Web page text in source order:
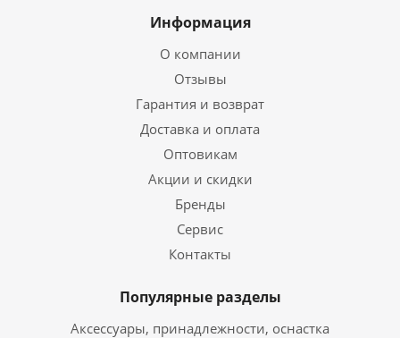
Информация
О компании
Отзывы
Гарантия и возврат
Доставка и оплата
Оптовикам
Акции и скидки
Бренды
Сервис
Контакты
Популярные разделы
Аксессуары, принадлежности, оснастка